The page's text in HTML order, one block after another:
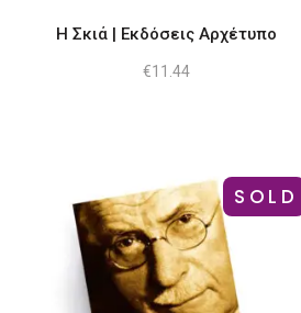
Η Σκιά | Εκδόσεις Αρχέτυπο
€11.44
SOLD